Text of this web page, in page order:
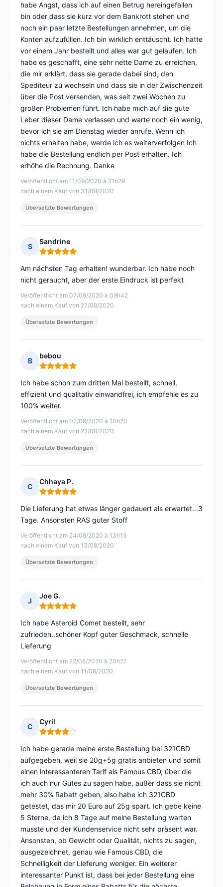
Veröffentlicht am 11/09/2020 à 21h29
nach einem Kauf von 31/08/2020
habe Angst, dass ich auf einen Betrug hereingefallen
bin oder dass sie kurz vor dem Bankrott stehen und
noch ein paar letzte Bestellungen annehmen, um die
Konten aufzufüllen. Ich bin wirklich enttäuscht. Ich hatte
vor einem Jahr bestellt und alles war gut gelaufen. Ich
habe es geschafft, eine sehr nette Dame zu erreichen,
die mir erklärt, dass sie gerade dabei sind, den
Spediteur zu wechseln und dass sie in der Zwischenzeit
über die Post versenden, was seit zwei Wochen zu
großen Problemen führt. Ich habe mich auf die gute
Leber dieser Dame verlassen und warte noch ein wenig,
bevor ich sie am Dienstag wieder anrufe. Wenn ich
nichts erhalten habe, werde ich es weiterverfolgen Ich
habe die Bestellung endlich per Post erhalten. Ich
erhöhe die Rechnung. Danke
Übersetzte Bewertungen
S
Sandrine
Hinweis: 5 von 5
Veröffentlicht am 07/09/2020 à 09h42
nach einem Kauf von 27/08/2020
Am nächsten Tag erhalten! wunderbar. Ich habe noch
nicht geraucht, aber der erste Eindruck ist perfekt
Übersetzte Bewertungen
B
bebou
Hinweis: 5 von 5
Veröffentlicht am 02/09/2020 à 10h20
nach einem Kauf von 22/08/2020
Ich habe schon zum dritten Mal bestellt, schnell,
effizient und qualitativ einwandfrei, ich empfehle es zu
100% weiter.
Übersetzte Bewertungen
C
Chhaya P.
Hinweis: 5 von 5
Veröffentlicht am 24/08/2020 à 13h13
nach einem Kauf von 13/08/2020
Die Lieferung hat etwas länger gedauert als erwartet...3
Tage. Ansonsten RAS guter Stoff
Übersetzte Bewertungen
J
Joe G.
Hinweis: 5 von 5
Veröffentlicht am 22/08/2020 à 20h27
nach einem Kauf von 11/08/2020
Ich habe Asteroid Comet bestellt, sehr
zufrieden..schöner Kopf guter Geschmack, schnelle
Lieferung
Übersetzte Bewertungen
C
Cyril
Hinweis: 4 von 5
Ich habe gerade meine erste Bestellung bei 321CBD
aufgegeben, weil sie 20g+5g gratis anbieten und somit
einen interessanteren Tarif als Famous CBD, über die
ich auch nur Gutes zu sagen habe, außer dass sie nicht
mehr 30% Rabatt geben, also habe ich 321CBD
getestet, das mir 20 Euro auf 25g spart. Ich gebe keine
5 Sterne, da ich 8 Tage auf meine Bestellung warten
musste und der Kundenservice nicht sehr präsent war.
Ansonsten, ob Gewicht oder Qualität, nichts zu sagen,
ausgezeichnet, genau wie Famous CBD, die
Schnelligkeit der Lieferung weniger. Ein weiterer
interessanter Punkt ist, dass bei jeder Bestellung eine